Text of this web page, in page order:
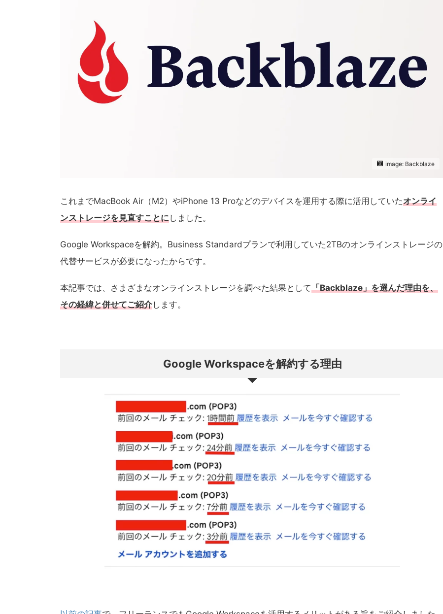
image: Backblaze
これまでMacBook Air（M2）やiPhone 13 Proなどのデバイスを運用する際に活用していたオンライ
ンストレージを見直すことにしました。
Google Workspaceを解約。Business Standardプランで利用していた2TBのオンラインストレージの
代替サービスが必要になったからです。
本記事では、さまざまなオンラインストレージを調べた結果として「Backblaze」を選んだ理由を、
その経緯と併せてご紹介します。
Google Workspaceを解約する理由